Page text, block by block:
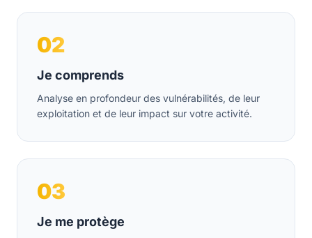
02
Je comprends
Analyse en profondeur des vulnérabilités, de leur
exploitation et de leur impact sur votre activité.
03
Je me protège